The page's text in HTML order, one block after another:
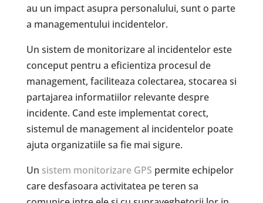
au un impact asupra personalului, sunt o parte
a managementului incidentelor.
Un sistem de monitorizare al incidentelor este
conceput pentru a eficientiza procesul de
management, faciliteaza colectarea, stocarea si
partajarea informatiilor relevante despre
incidente. Cand este implementat corect,
sistemul de management al incidentelor poate
ajuta organizatiile sa fie mai sigure.
Un sistem monitorizare GPS permite echipelor
care desfasoara activitatea pe teren sa